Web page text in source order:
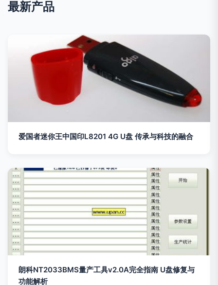
最新产品
爱国者迷你王中国印L8201 4G U盘 传承与科技的融合
朗科NT2033BMS量产工具v2.0A完全指南 U盘修复与
功能解析